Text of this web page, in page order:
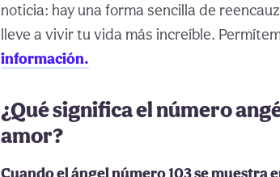
noticia: hay una forma sencilla de
lleve a vivir tu vida más increíble.
información.
¿Qué significa el número
amor?
Cuando el ángel número 103 se muestra